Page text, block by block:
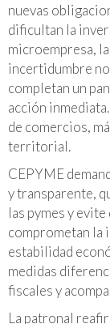
nuevas
dificultan la
microempresa,
incertidumbre
completan un
acción
de comercios,
territorial.
CEPYME
y transparente,
las pymes y
comprometan la
estabilidad
medidas
fiscales y
La patronal